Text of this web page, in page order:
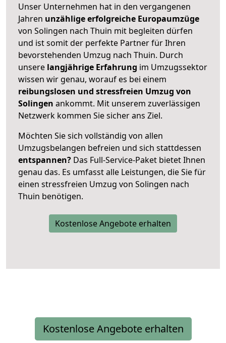
Unser Unternehmen hat in den vergangenen
Jahren unzählige erfolgreiche Europaumzüge
von Solingen nach Thuin mit begleiten dürfen
und ist somit der perfekte Partner für Ihren
bevorstehenden Umzug nach Thuin. Durch
unsere langjährige Erfahrung im Umzugssektor
wissen wir genau, worauf es bei einem
reibungslosen und stressfreien Umzug von
Solingen ankommt. Mit unserem zuverlässigen
Netzwerk kommen Sie sicher ans Ziel.
Möchten Sie sich vollständig von allen
Umzugsbelangen befreien und sich stattdessen
entspannen? Das Full-Service-Paket bietet Ihnen
genau das. Es umfasst alle Leistungen, die Sie für
einen stressfreien Umzug von Solingen nach
Thuin benötigen.
Kostenlose Angebote erhalten
Kostenlose Angebote erhalten